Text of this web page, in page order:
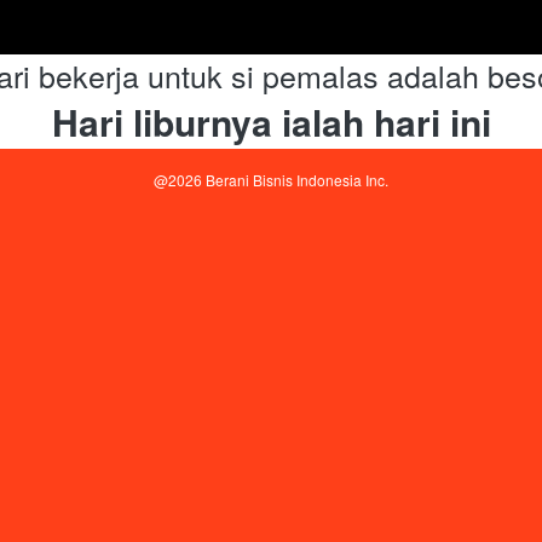
bekerja untuk si pemalas adalah
Hari liburnya ialah hari ini
@2026 Berani Bisnis Indonesia Inc.